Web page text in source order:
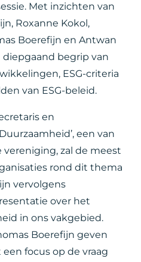
Met inzichten van
Roxanne Kokol,
Boerefijn en Antwan
begrip van
ESG-criteria
van ESG-beleid.
en
een van
vereniging, zal de meest
rond dit thema
vervolgens
over het
in ons vakgebied.
Boerefijn geven
focus op de vraag